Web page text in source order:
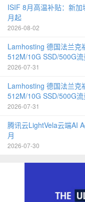
ISIF 8月高温补贴：新
月起
2026-08-02
Lamhosting 德国法兰克
512M/10G SSD/500G
2026-07-31
Lamhosting 德国法兰克
512M/10G SSD/500G
2026-07-31
腾讯云LightVela云端AI
月
2026-07-30